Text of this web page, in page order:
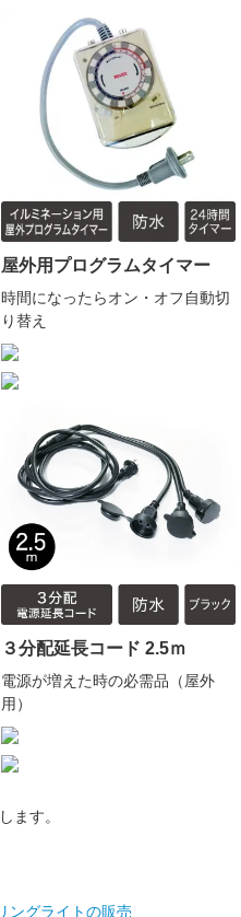
屋外用プログラムタイマー
時間になったらオン・オフ自動切
り替え
３分配延長コード 2.5ｍ
電源が増えた時の必需品（屋外
用）